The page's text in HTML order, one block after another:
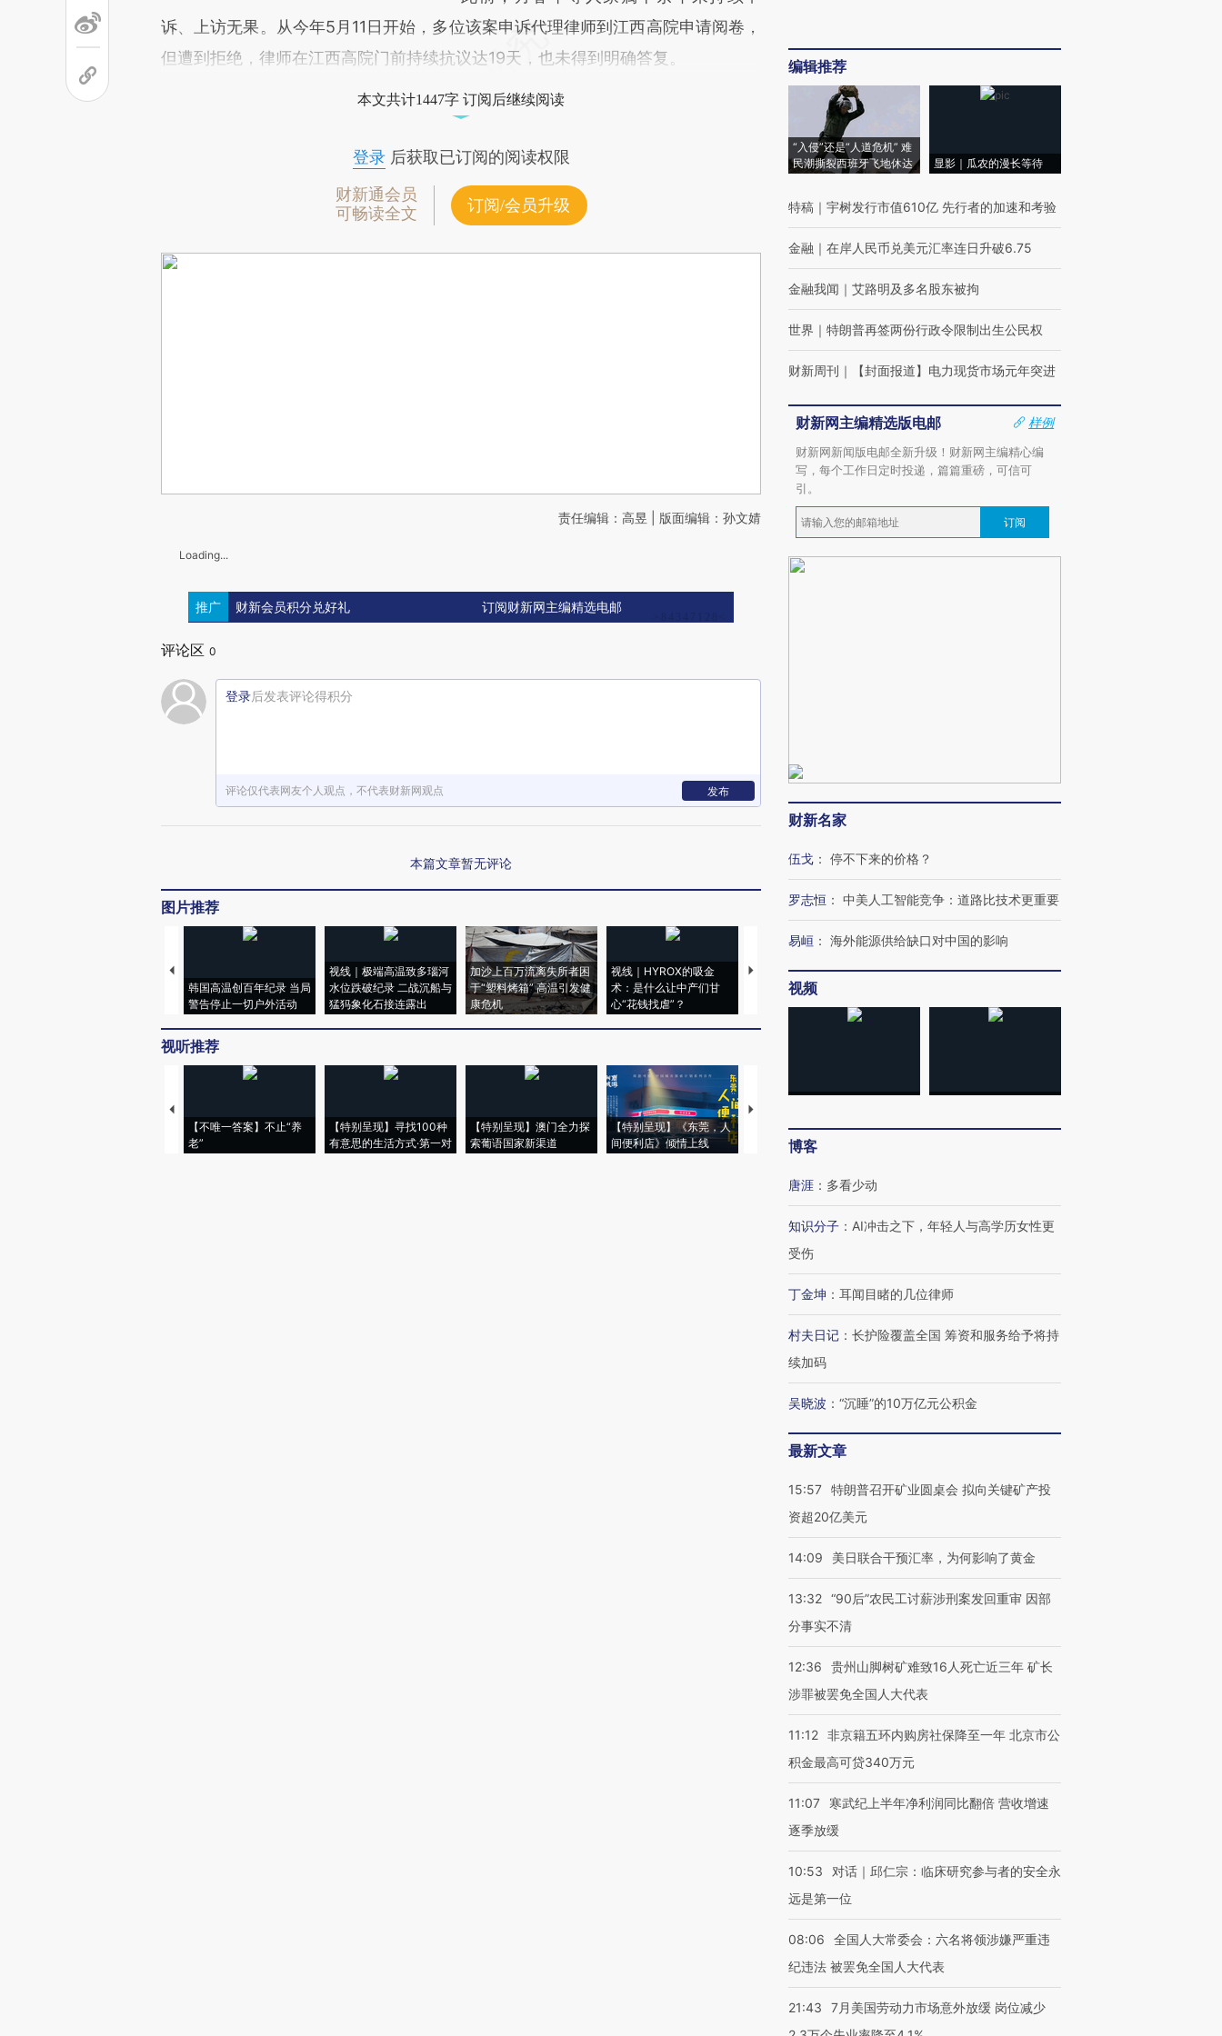
诉、上访无果。从今年5月11日开始，多位该案申诉代理律师到江西高院申请阅卷，
但遭到拒绝，律师在江西高院门前持续抗议达19天，也未得到明确答复。
本文共计1447字 订阅后继续阅读
登录后获取已订阅的阅读权限
财新通会员
可畅读全文
订阅/会员升级
责任编辑：高昱 | 版面编辑：孙文婧
Loading...
推广 财新会员积分兑好礼 订阅财新网主编精选电邮
评论区 0
登录后发表评论得积分
评论仅代表网友个人观点，不代表财新网观点 发布
本篇文章暂无评论
图片推荐
韩国高温创百年纪录 当局
警告停止一切户外活动
视线｜极端高温致多瑙河
水位跌破纪录 二战沉船与
猛犸象化石接连露出
加沙上百万流离失所者困
于“塑料烤箱” 高温引发健
康危机
视线｜HYROX的吸金
术：是什么让中产们甘
心“花钱找虐”？
马航飞行员跨国走私7万
粒摇头丸 尿检体内含3种
视线｜被称为“蟑螂”的印
育部长拱下台
视线｜“入侵”还是“人道危
飞地休达
视听推荐
【不唯一答案】不止“养
老”
【特别呈现】寻找100种
有意思的生活方式·第一对
【特别呈现】澳门全力探
索葡语国家新渠道
【特别呈现】《东莞，人
间便利店》倾情上线
【推广】走进第四届链博
会，让数智科技“链”接产
【特别呈现】寻找100种
CFO：不靠规模取胜，华
编辑推荐
“入侵”还是“人道危机” 难
民潮撕裂西班牙飞地休达
显影｜瓜农的漫长等待
特稿 ｜ 宇树发行市值610亿 先行者的加速和考验
金融 ｜ 在岸人民币兑美元汇率连日升破6.75
金融我闻 ｜ 艾路明及多名股东被拘
世界 ｜ 特朗普再签两份行政令限制出生公民权
财新周刊 ｜ 【封面报道】电力现货市场元年突进
财新网主编精选版电邮
样例
财新网新闻版电邮全新升级！财新网主编精心编
写，每个工作日定时投递，篇篇重磅，可信可
引。
订阅
财新名家
伍戈 ： 停不下来的价格？
罗志恒 ： 中美人工智能竞争：道路比技术更重要
易峘 ： 海外能源供给缺口对中国的影响
视频
博客
唐涯 ： 多看少动
知识分子 ： AI冲击之下，年轻人与高学历女性更
受伤
丁金坤 ： 耳闻目睹的几位律师
村夫日记 ： 长护险覆盖全国 筹资和服务给予将持
续加码
吴晓波 ： “沉睡”的10万亿元公积金
最新文章
15:57 特朗普召开矿业圆桌会 拟向关键矿产投
资超20亿美元
14:09 美日联合干预汇率，为何影响了黄金
13:32 “90后”农民工讨薪涉刑案发回重审 因部
分事实不清
12:36
贵州山脚树矿难致16人死亡近三年 矿长
涉罪被罢免全国人大代表
11:12 非京籍五环内购房社保降至一年 北京市公
积金最高可贷340万元
11:07
寒武纪上半年净利润同比翻倍 营收增速
逐季放缓
10:53
对话｜邱仁宗：临床研究参与者的安全永
远是第一位
08:06
全国人大常委会：六名将领涉嫌严重违
纪违法 被罢免全国人大代表
21:43
7月美国劳动力市场意外放缓 岗位减少